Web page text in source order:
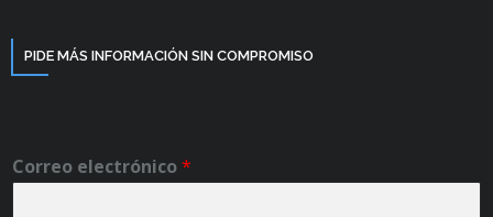
PIDE MÁS INFORMACIÓN SIN COMPROMISO
Correo electrónico*